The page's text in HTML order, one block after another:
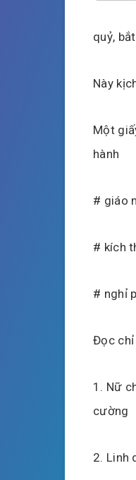
quỷ,
Này
Một
hành
# giáo
# kích
# nghỉ
Đọc chỉ
1. Nữ
cường
2. Linh